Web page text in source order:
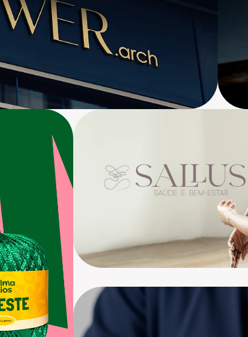
Branding, Identidade Visual, Landing Page
Sallus Saúde e Bem-estar
Reformulação de marca